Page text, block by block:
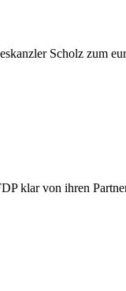
Scholz zum
klar von ihren